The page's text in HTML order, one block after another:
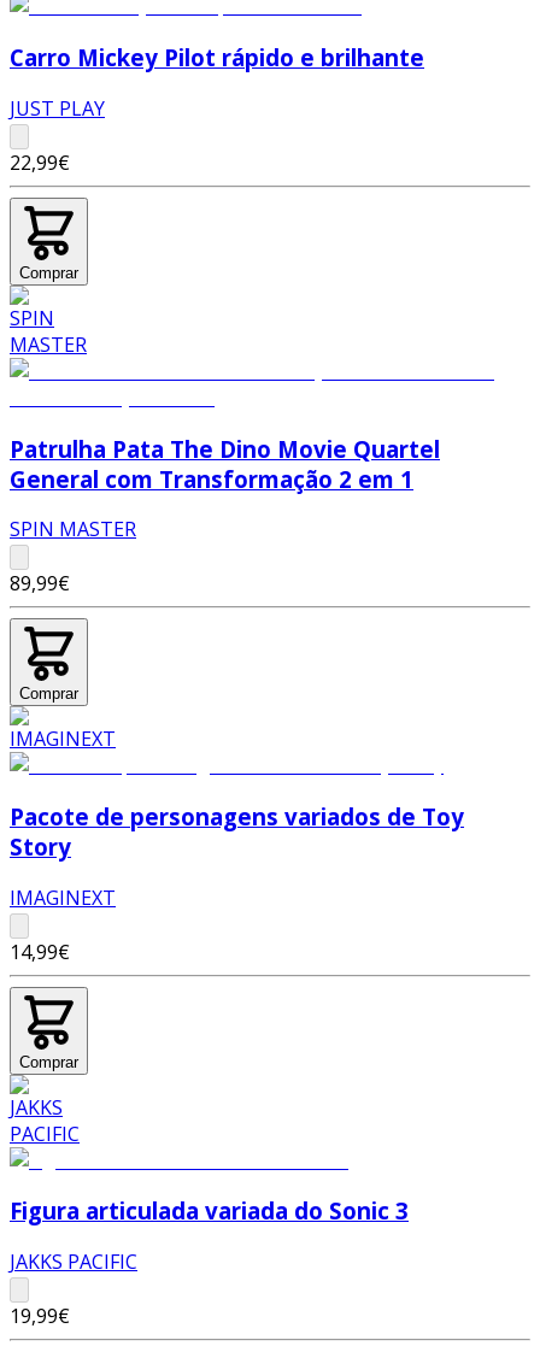
Carro Mickey Pilot rápido e brilhante
JUST PLAY
22,99€
Comprar
Patrulha Pata The Dino Movie Quartel
General com Transformação 2 em 1
SPIN MASTER
89,99€
Comprar
Pacote de personagens variados de Toy
Story
IMAGINEXT
14,99€
Comprar
Figura articulada variada do Sonic 3
JAKKS PACIFIC
19,99€